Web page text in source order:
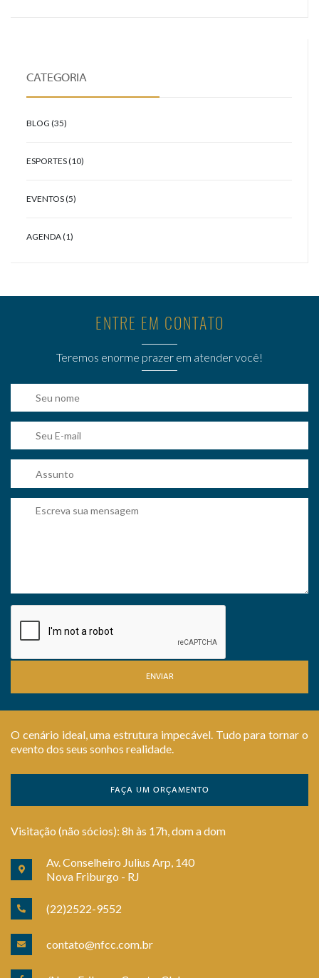
CATEGORIA
BLOG (35)
ESPORTES (10)
EVENTOS (5)
AGENDA (1)
ENTRE EM CONTATO
Teremos enorme prazer em atender você!
ENVIAR
O cenário ideal, uma estrutura impecável. Tudo para tornar o
evento dos seus sonhos realidade.
FAÇA UM ORÇAMENTO
Visitação (não sócios): 8h às 17h, dom a dom
Av. Conselheiro Julius Arp, 140
Nova Friburgo - RJ
(22)2522-9552
contato@nfcc.com.br